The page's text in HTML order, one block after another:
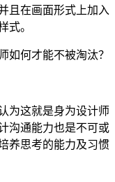
且在画面形式上加入
式。
为这就是身为设计师
沟通能力也是不可或
养思考的能力及习惯